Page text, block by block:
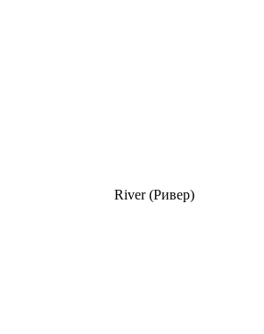
River (Ривер)